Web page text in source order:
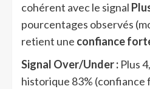
cohérent avec le signal
pourcentages observés
retient une confiance
Signal Over/Under : Plus
historique 83% (confiance